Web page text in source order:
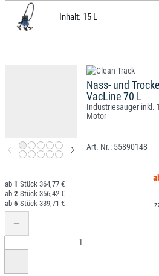
Inhalt: 15 L
Nass- und
VacLine 70 L
Industriesauger inkl.
Motor
55890148
1
364,77 €
2
356,42 €
6
339,71 €